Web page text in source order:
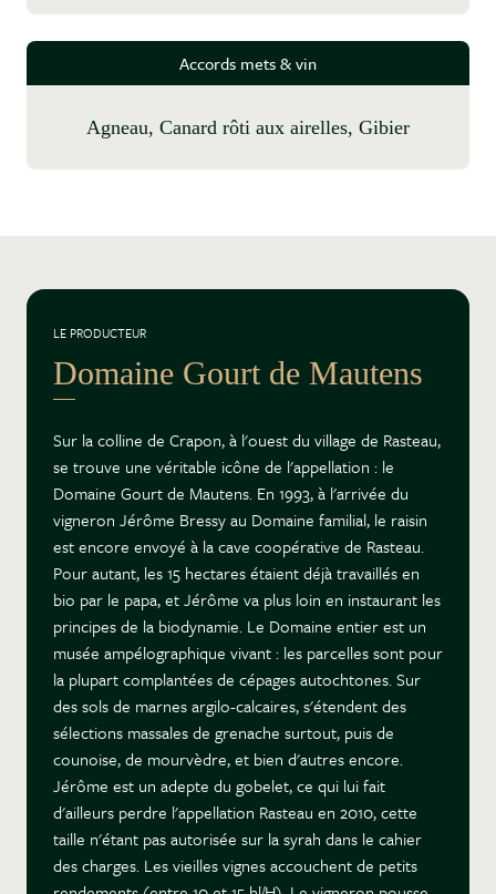
Accords mets & vin
Agneau, Canard rôti aux airelles, Gibier
LE PRODUCTEUR
Domaine Gourt de Mautens
Sur la colline de Crapon, à l'ouest du village de Rasteau,
se trouve une véritable icône de l'appellation : le
Domaine Gourt de Mautens. En 1993, à l'arrivée du
vigneron Jérôme Bressy au Domaine familial, le raisin
est encore envoyé à la cave coopérative de Rasteau.
Pour autant, les 15 hectares étaient déjà travaillés en
bio par le papa, et Jérôme va plus loin en instaurant les
principes de la biodynamie. Le Domaine entier est un
musée ampélographique vivant : les parcelles sont pour
la plupart complantées de cépages autochtones. Sur
des sols de marnes argilo-calcaires, s'étendent des
sélections massales de grenache surtout, puis de
counoise, de mourvèdre, et bien d'autres encore.
Jérôme est un adepte du gobelet, ce qui lui fait
d'ailleurs perdre l'appellation Rasteau en 2010, cette
taille n'étant pas autorisée sur la syrah dans le cahier
des charges. Les vieilles vignes accouchent de petits